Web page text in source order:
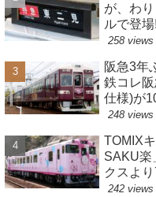
が、わ
ルで登場
258 views
阪急3年
鉄コレ
仕様)が
248 views
TOMIX
SAKU楽
クスよ
242 views